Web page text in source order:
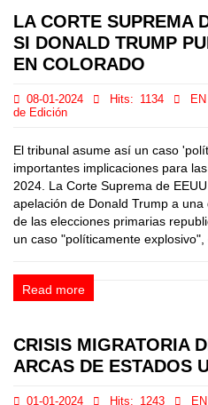
LA CORTE SUPREMA
SI DONALD TRUMP
EN COLORADO
08-01-2024 Hits: 1134
de Edición
El tribunal asume así un caso
importantes implicaciones para
2024. La Corte Suprema de
apelación de Donald Trump a
de las elecciones primarias
un caso "políticamente explosivo",
Read more
CRISIS MIGRATORIA
ARCAS DE ESTADOS
01-01-2024 Hits: 1243